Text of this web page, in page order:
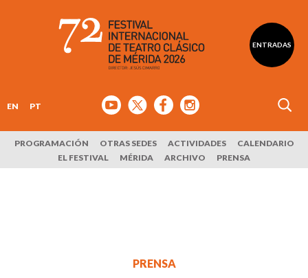
ENTRADAS
EN PT
PROGRAMACIÓN OTRAS SEDES ACTIVIDADES
CALENDARIO
EL FESTIVAL
MÉRIDA ARCHIVO PRENSA
PRENSA